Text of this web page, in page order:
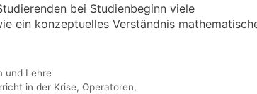
bei Studienbeginn viele
ein konzeptuelles Verständnis
und Lehre
in der Krise, Operatoren,